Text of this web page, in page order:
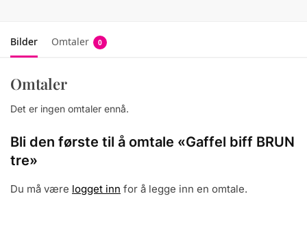
Bilder Omtaler 0
Omtaler
Det er ingen omtaler ennå.
Bli den første til å omtale «Gaffel biff BRUN
tre»
Du må være logget inn for å legge inn en omtale.